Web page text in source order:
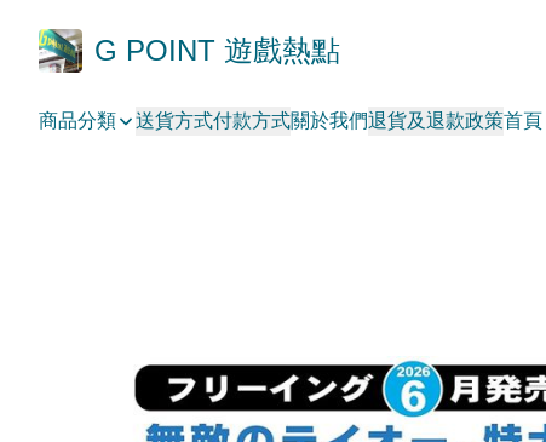
G POINT 遊戲熱點
商品分類 送貨方式付款方式關於我們退貨及退款政策首頁